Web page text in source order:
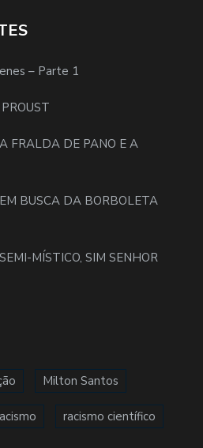
– Parte 1
FRALDA DE PANO E A
BUSCA DA BORBOLETA
MÍSTICO, SIM SENHOR
Milton Santos
racismo científico